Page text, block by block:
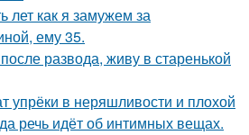
лет как я замужем за
ему 35.
развода, живу в старенькой
упрёки в неряшливости и плохой
речь идёт об интимных вещах.